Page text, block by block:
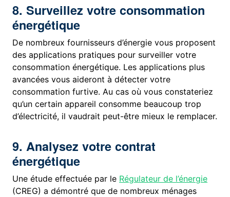
8. Surveillez votre consommation
énergétique
De nombreux fournisseurs d’énergie vous proposent
des applications pratiques pour surveiller votre
consommation énergétique. Les applications plus
avancées vous aideront à détecter votre
consommation furtive. Au cas où vous constateriez
qu’un certain appareil consomme beaucoup trop
d’électricité, il vaudrait peut-être mieux le remplacer.
9. Analysez votre contrat
énergétique
Une étude effectuée par le Régulateur de l’énergie
(CREG) a démontré que de nombreux ménages